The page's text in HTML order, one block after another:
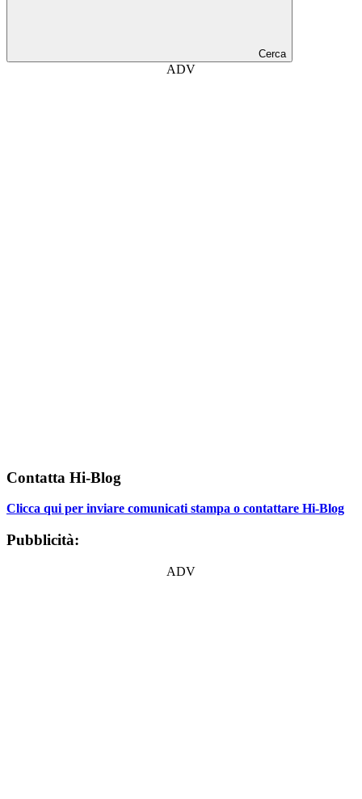
Cerca
ADV
Contatta Hi-Blog
Clicca qui per inviare comunicati stampa o contattare Hi-Blog
Pubblicità:
ADV